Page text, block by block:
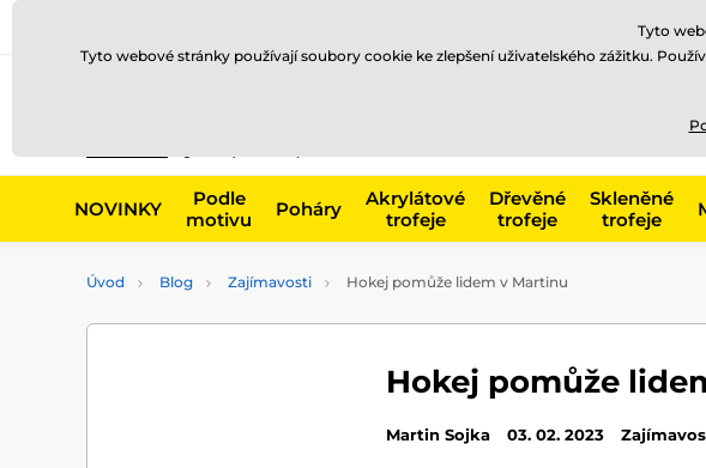
NOVINKY
Podle
motivu
Poháry
Akrylátové
trofeje
Dřevěné
trofeje
Skleněné
trofeje
Úvod Blog Zajímavosti Hokej pomůže lidem v Martinu
Hokej pomůže
Martin Sojka 03. 02. 2023
Tyto
Tyto webové stránky používají soubory cookie ke zlepšení uživatelského zážitku.